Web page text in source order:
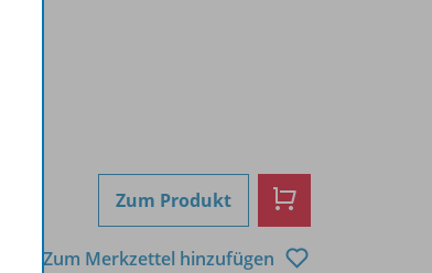
Zum Produkt
Zum Merkzettel hinzufügen